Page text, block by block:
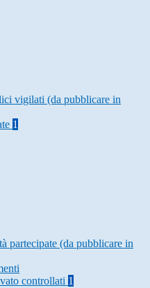
vigilati (da pubblicare in
1
partecipate (da pubblicare in
controllati 1